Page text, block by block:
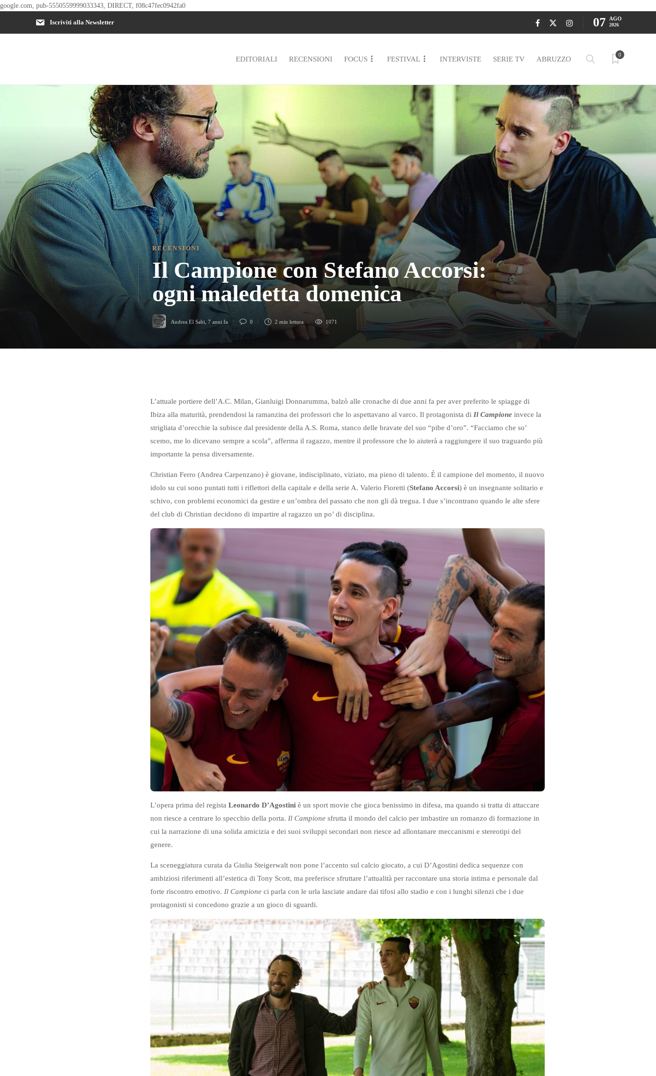
google.com, pub-5550559999033343, DIRECT, f08c47fec0942fa0
Iscriviti alla Newsletter 07 AGO
2026
EDITORIALI RECENSIONI FOCUS FESTIVAL INTERVISTE SERIE TV ABRUZZO
0
RECENSIONI
Il Campione con Stefano Accorsi:
ogni maledetta domenica
Andrea El Sabi 7 anni fa 0 2 min lettura 1071
L’attuale portiere dell’A.C. Milan, Gianluigi Donnarumma, balzò alle cronache di due anni fa per aver preferito le spiagge di
Ibiza alla maturità, prendendosi la ramanzina dei professori che lo aspettavano al varco. Il protagonista di Il Campione invece la
strigliata d’orecchie la subisce dal presidente della A.S. Roma, stanco delle bravate del suo “pibe d’oro”. “Facciamo che so’
scemo, me lo dicevano sempre a scola”, afferma il ragazzo, mentre il professore che lo aiuterà a raggiungere il suo traguardo più
importante la pensa diversamente.
Christian Ferro (Andrea Carpenzano) è giovane, indisciplinato, viziato, ma pieno di talento. È il campione del momento, il nuovo
idolo su cui sono puntati tutti i riflettori della capitale e della serie A. Valerio Fioretti (Stefano Accorsi) è un insegnante solitario e
schivo, con problemi economici da gestire e un’ombra del passato che non gli dà tregua. I due s’incontrano quando le alte sfere
del club di Christian decidono di impartire al ragazzo un po’ di disciplina.
L’opera prima del regista Leonardo D’Agostini è un sport movie che gioca benissimo in difesa, ma quando si tratta di attaccare
non riesce a centrare lo specchio della porta. Il Campione sfrutta il mondo del calcio per imbastire un romanzo di formazione in
cui la narrazione di una solida amicizia e dei suoi sviluppi secondari non riesce ad allontanare meccanismi e stereotipi del
genere.
La sceneggiatura curata da Giulia Steigerwalt non pone l’accento sul calcio giocato, a cui D’Agostini dedica sequenze con
ambiziosi riferimenti all’estetica di Tony Scott, ma preferisce sfruttare l’attualità per raccontare una storia intima e personale dal
forte riscontro emotivo. Il Campione ci parla con le urla lasciate andare dai tifosi allo stadio e con i lunghi silenzi che i due
protagonisti si concedono grazie a un gioco di sguardi.